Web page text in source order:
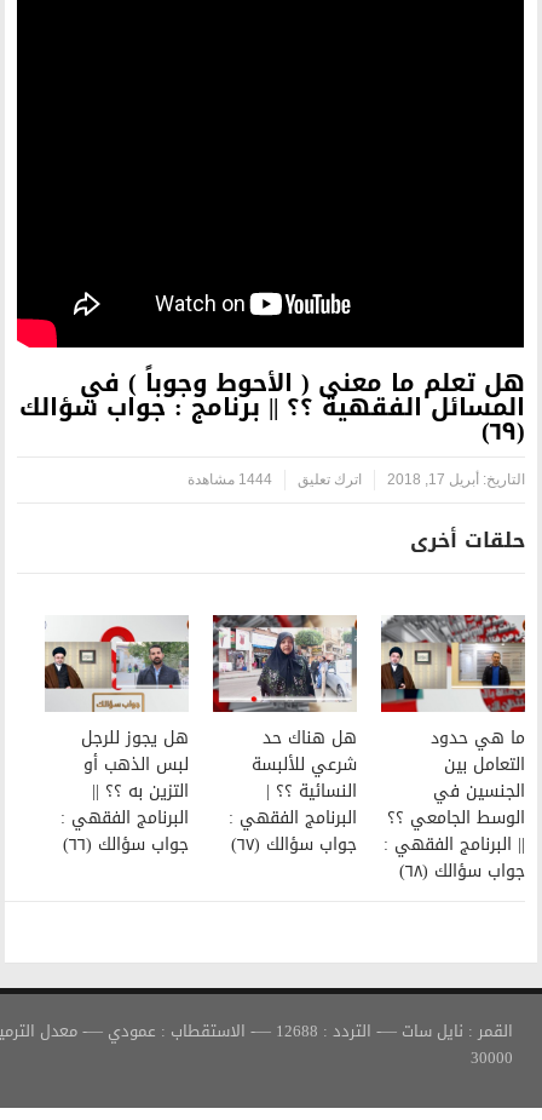
( الأحوط وجوباً ) في
؟؟ || برنامج : جواب سؤالك
تعليق 1444 مشاهدة
هل هناك حد
شرعي للألبسة
النسائية ؟؟ |
البرنامج الفقهي :
جواب سؤالك (٦٧)
هل يجوز للرجل
لبس الذهب أو
التزين به ؟؟ ||
البرنامج الفقهي :
جواب سؤالك (٦٦)
القمر : نايل سات —- التردد : 12688 —- الاستقطاب : عمودي —- معدل الترميز :